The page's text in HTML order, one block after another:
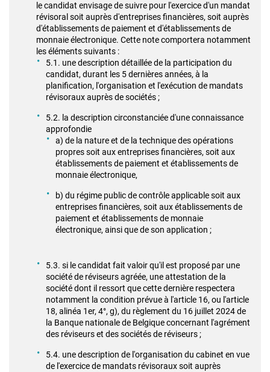
le candidat envisage de suivre pour l'exercice d'un mandat
révisoral soit auprès d'entreprises financières, soit auprès
d'établissements de paiement et d'établissements de
monnaie électronique. Cette note comportera notamment
les éléments suivants :
5.1. une description détaillée de la participation du
candidat, durant les 5 dernières années, à la
planification, l'organisation et l'exécution de mandats
révisoraux auprès de sociétés ;
5.2. la description circonstanciée d'une connaissance
approfondie
a) de la nature et de la technique des opérations
propres soit aux entreprises financières, soit aux
établissements de paiement et établissements de
monnaie électronique,
b) du régime public de contrôle applicable soit aux
entreprises financières, soit aux établissements de
paiement et établissements de monnaie
électronique, ainsi que de son application ;
5.3. si le candidat fait valoir qu'il est proposé par une
société de réviseurs agréée, une attestation de la
société dont il ressort que cette dernière respectera
notamment la condition prévue à l'article 16, ou l'article
18, alinéa 1er, 4°, g), du règlement du 16 juillet 2024 de
la Banque nationale de Belgique concernant l'agrément
des réviseurs et des sociétés de réviseurs ;
5.4. une description de l'organisation du cabinet en vue
de l'exercice de mandats révisoraux soit auprès